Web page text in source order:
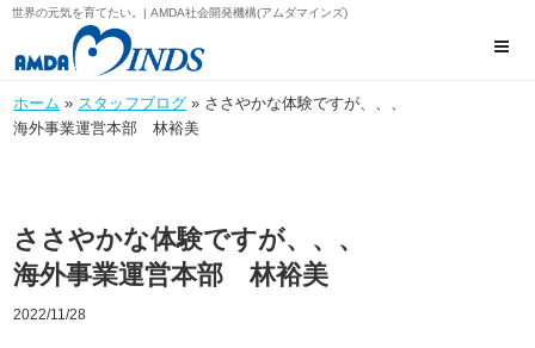
世界の元気を育てたい。| AMDA社会開発機構(アムダマインズ)
ホーム » スタッフブログ » ささやかな体験ですが、、、
海外事業運営本部 林裕美
ささやかな体験ですが、、、
海外事業運営本部 林裕美
2022/11/28